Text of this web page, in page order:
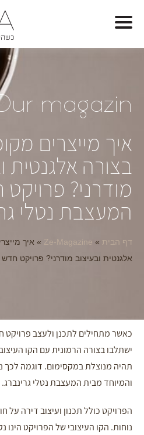
ur magazin
איך מייצרים
בצורה אלגנטית
מודרני?
המעצבת נטלי
דף הבית »
Ze-Magazine
» איך
אלגנטית ובעיצוב מודרני? פרויקט
כאשר מתחילים לתכנן ולעצב
ישתלבו בצורה הרמונית עם הקו
תהיה מנוצלת במקסימום. דוגמה לכך
והמיוחד מבית המעצבת נטלי גרינברג.
הפרויקט כולל תכנון ועיצוב דירה על
נוחות. הקו העיצובי של הפרויקט הינו